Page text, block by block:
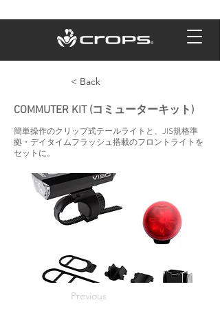
< Back
COMMUTER KIT (コミューターキット)
簡単操作のクリップ式テールライトと、JIS規格準
拠・デイタイムフラッシュ搭載のフロントライトを
セットに。
Previous